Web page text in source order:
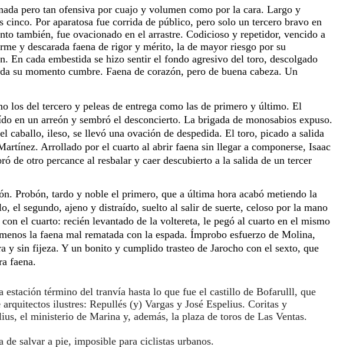
pero tan ofensiva por cuajo y volumen como por la cara. Largo y
Por aparatosa fue corrida de público, pero solo un tercero bravo en
también, fue ovacionado en el arrastre. Codicioso y repetidor, vencido a
y descarada faena de rigor y mérito, la de mayor riesgo por su
En cada embestida se hizo sentir el fondo agresivo del toro, descolgado
su momento cumbre. Faena de corazón, pero de buena cabeza. Un
los del tercero y peleas de entrega como las de primero y último. El
un arreón y sembró el desconcierto. La brigada de monosabios expuso.
ileso, se llevó una ovación de despedida. El toro, picado a salida
Arrollado por el cuarto al abrir faena sin llegar a componerse, Isaac
de otro percance al resbalar y caer descubierto a la salida de un tercer
Probón, tardo y noble el primero, que a última hora acabó metiendo la
el segundo, ajeno y distraído, suelto al salir de suerte, celoso por la mano
el cuarto: recién levantado de la voltereta, le pegó al cuarto en el mismo
la faena mal rematada con la espada. Ímprobo esfuerzo de Molina,
y sin fijeza. Y un bonito y cumplido trasteo de Jarocho con el sexto, que
faena.
estación término del tranvía hasta lo que fue el castillo de Bofarulll, que
nombre de arquitectos ilustres: Repullés (y) Vargas y José Espelius. Coritas y
el ministerio de Marina y, además, la plaza de toros de Las Ventas.
de salvar a pie, imposible para ciclistas urbanos.